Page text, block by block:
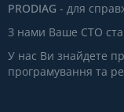
PRODIAG - для
З нами Ваше СТО
У нас Ви знайдете
програмування та